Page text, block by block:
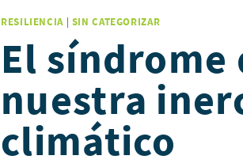
RESILIENCIA | SIN CATEGORIZAR
El síndrome
nuestra
climático